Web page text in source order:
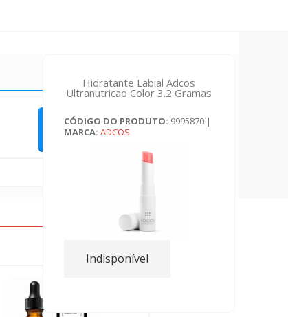
Hidratante Labial Adcos
Ultranutricao Color 3.2 Gramas
CÓDIGO DO PRODUTO: 9995870 |
MARCA: ADCOS
Indisponível
QUERO FAZER UMA AVALIAÇÃO